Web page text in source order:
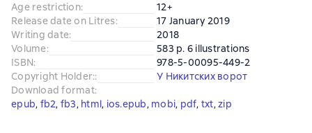
Age restriction:
12+
Release date on Litres:
17 January 2019
Writing date:
2018
Volume:
583 p. 6 illustrations
ISBN:
978-5-00095-449-2
Copyright Holder::
У Никитских ворот
Download format:
epub, fb2, fb3, html, ios.epub, mobi, pdf, txt, zip